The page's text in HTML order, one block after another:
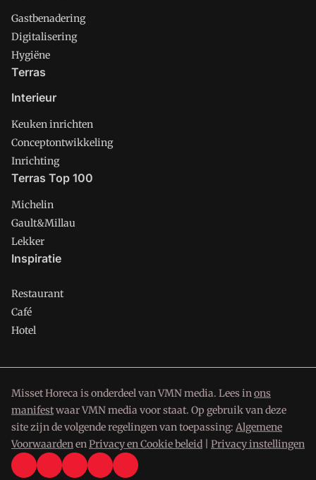
Gastbenadering
Digitalisering
Hygiëne
Terras
Interieur
Keuken inrichten
Conceptontwikkeling
Inrichting
Terras Top 100
Michelin
Gault&Millau
Lekker
Inspiratie
Restaurant
Café
Hotel
Misset Horeca is onderdeel van VMN media. Lees inons
manifestwaar VMN media voor staat. Op gebruik van deze
site zijn de volgende regelingen van toepassing: Algemene
VoorwaardenenPrivacy en Cookie beleid Privacy instellingen